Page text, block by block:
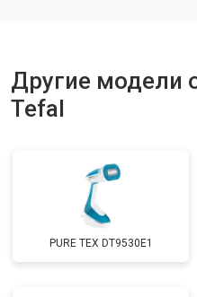
Другие модели
Tefal
PURE TEX DT9530E1